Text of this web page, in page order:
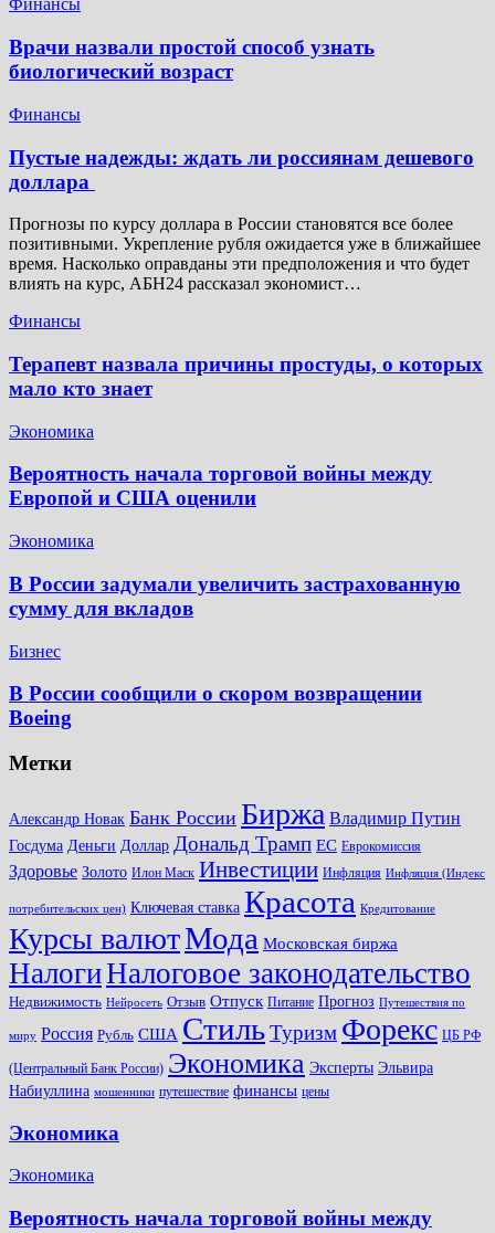
Финансы
Врачи назвали простой способ узнать
биологический возраст
Финансы
Пустые надежды: ждать ли россиянам дешевого
доллара
Прогнозы по курсу доллара в России становятся все более
позитивными. Укрепление рубля ожидается уже в ближайшее
время. Насколько оправданы эти предположения и что будет
влиять на курс, АБН24 рассказал экономист…
Финансы
Терапевт назвала причины простуды, о которых
мало кто знает
Экономика
Вероятность начала торговой войны между
Европой и США оценили
Экономика
В России задумали увеличить застрахованную
сумму для вкладов
Бизнес
В России сообщили о скором возвращении
Boeing
Метки
Александр Новак Банк России Биржа Владимир Путин
Госдума Деньги Доллар Дональд Трамп ЕС Еврокомиссия
Здоровье Золото Илон Маск Инвестиции Инфляция Инфляция (Индекс
потребительских цен) Ключевая ставка Красота Кредитование
Курсы валютМода Московская биржа
НалогиНалоговое законодательство
Недвижимость Нейросеть Отзыв Отпуск Питание Прогноз Путешествия по
миру Россия Рубль США СтильТуризм Форекс ЦБ РФ
(Центральный Банк России) Экономика Эксперты Эльвира
Набиуллина мошенники путешествие финансы цены
Экономика
Экономика
Вероятность начала торговой войны между